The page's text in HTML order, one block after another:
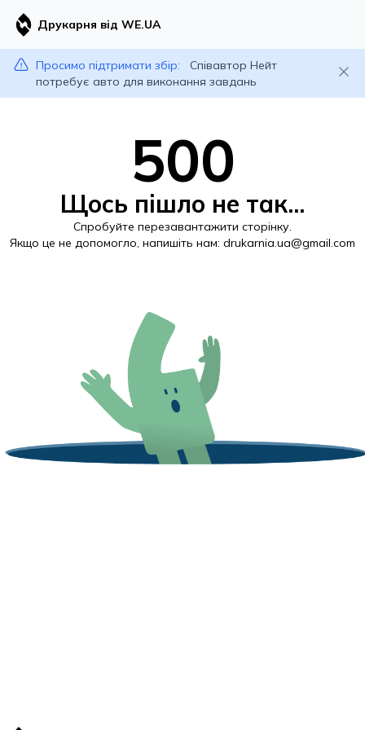
Друкарня від WE.UA
Просимо підтримати збір:
Співавтор Нейт
потребує авто для виконання завдань
500
Щось пішло не так...
Спробуйте перезавантажити сторінку.
Якщо це не допомогло, напишіть нам: drukarnia.ua@gmail.com